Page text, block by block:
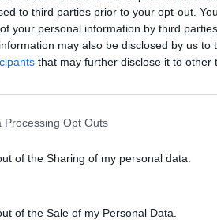
to third parties prior to your opt-out.
your personal information by third
may also be disclosed by us to
that may further disclose it to other
Processing Opt Outs
of the Sharing of my personal data.
of the Sale of my Personal Data.